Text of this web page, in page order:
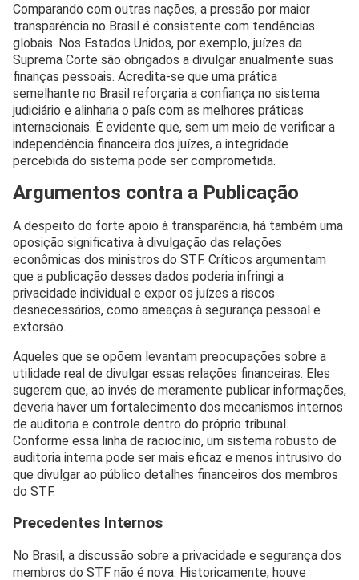
Comparando com outras nações, a pressão por maior
transparência no Brasil é consistente com tendências
globais. Nos Estados Unidos, por exemplo, juízes da
Suprema Corte são obrigados a divulgar anualmente suas
finanças pessoais. Acredita-se que uma prática
semelhante no Brasil reforçaria a confiança no sistema
judiciário e alinharia o país com as melhores práticas
internacionais. É evidente que, sem um meio de verificar a
independência financeira dos juízes, a integridade
percebida do sistema pode ser comprometida.
Argumentos contra a Publicação
A despeito do forte apoio à transparência, há também uma
oposição significativa à divulgação das relações
econômicas dos ministros do STF. Críticos argumentam
que a publicação desses dados poderia infringi a
privacidade individual e expor os juízes a riscos
desnecessários, como ameaças à segurança pessoal e
extorsão.
Aqueles que se opõem levantam preocupações sobre a
utilidade real de divulgar essas relações financeiras. Eles
sugerem que, ao invés de meramente publicar informações,
deveria haver um fortalecimento dos mecanismos internos
de auditoria e controle dentro do próprio tribunal.
Conforme essa linha de raciocínio, um sistema robusto de
auditoria interna pode ser mais eficaz e menos intrusivo do
que divulgar ao público detalhes financeiros dos membros
do STF.
Precedentes Internos
No Brasil, a discussão sobre a privacidade e segurança dos
membros do STF não é nova. Historicamente, houve